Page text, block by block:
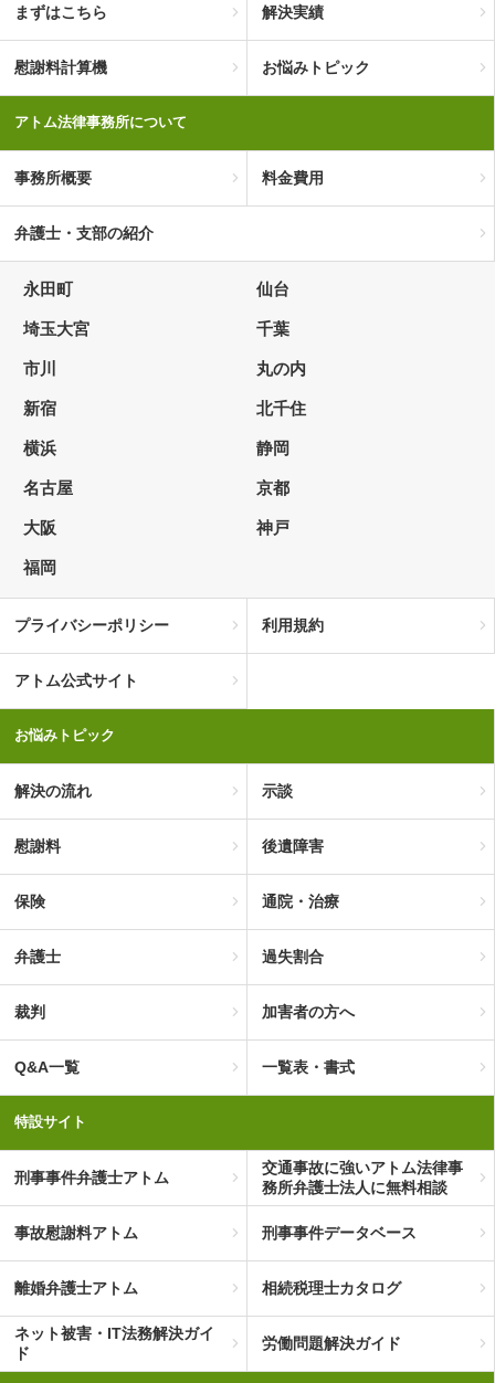
まずはこちら 解決実績
慰謝料計算機 お悩みトピック
アトム法律事務所について
事務所概要 料金費用
弁護士・支部の紹介
永田町 仙台
埼玉大宮 千葉
市川 丸の内
新宿 北千住
横浜 静岡
名古屋 京都
大阪 神戸
福岡
プライバシーポリシー 利用規約
アトム公式サイト
お悩みトピック
解決の流れ 示談
慰謝料 後遺障害
保険 通院・治療
弁護士 過失割合
裁判 加害者の方へ
Q&A一覧 一覧表・書式
特設サイト
刑事事件弁護士アトム
交通事故に強いアトム法律事
務所弁護士法人に無料相談
事故慰謝料アトム 刑事事件データベース
離婚弁護士アトム 相続税理士カタログ
ネット被害・IT法務解決ガイ
ド
労働問題解決ガイド